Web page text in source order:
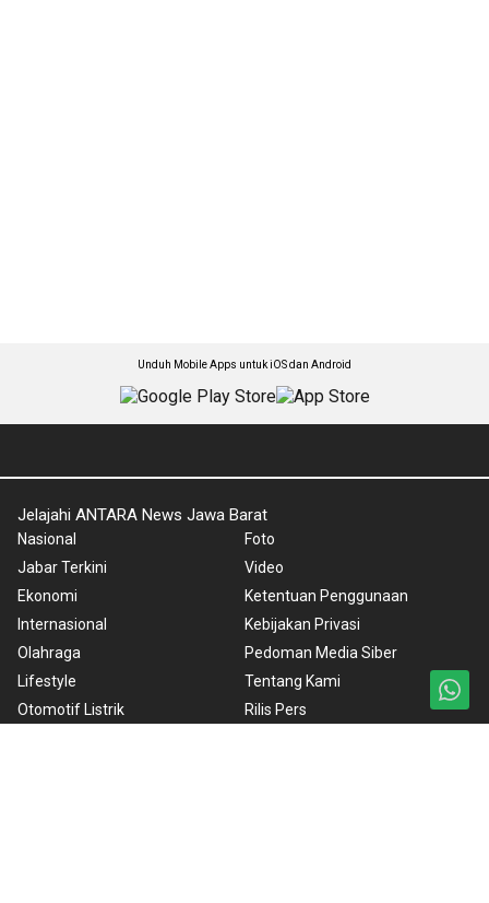
Unduh Mobile Apps untuk iOS dan Android
Jelajahi ANTARA News Jawa Barat
Nasional
Jabar Terkini
Ekonomi
Internasional
Olahraga
Lifestyle
Otomotif Listrik
Foto
Video
Ketentuan Penggunaan
Kebijakan Privasi
Pedoman Media Siber
Tentang Kami
Rilis Pers